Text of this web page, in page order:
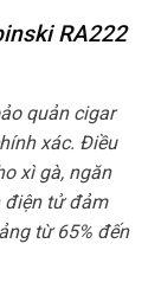
RA222
quản cigar
xác. Điều
xì gà, ngăn
điện tử đảm
từ 65% đến